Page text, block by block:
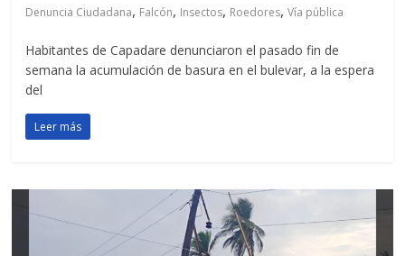
Denuncia Ciudadana, Falcón, Insectos, Roedores,Vía pública
Habitantes de Capadare denunciaron el pasado fin de
semana la acumulación de basura en el bulevar, a la espera
del
Leer más